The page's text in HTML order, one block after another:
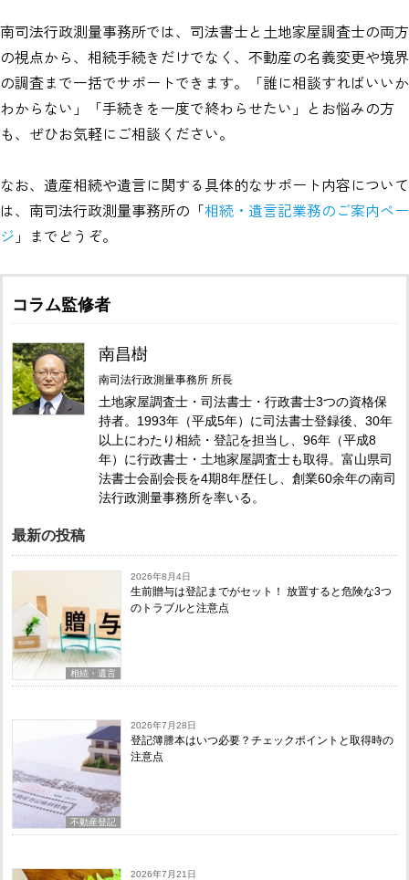
南司法行政測量事務所では、司法書士と土地家屋調査士の両方
の視点から、相続手続きだけでなく、不動産の名義変更や境界
の調査まで一括でサポートできます。「誰に相談すればいいか
わからない」「手続きを一度で終わらせたい」とお悩みの方
も、ぜひお気軽にご相談ください。
なお、遺産相続や遺言に関する具体的なサポート内容について
は、南司法行政測量事務所の「相続・遺言記業務のご案内ペー
ジ 」までどうぞ。
コラム監修者
南昌樹
南司法行政測量事務所 所長
土地家屋調査士・司法書士・行政書士3つの資格保
持者。1993年（平成5年）に司法書士登録後、30年
以上にわたり相続・登記を担当し、96年（平成8
年）に行政書士・土地家屋調査士も取得。富山県司
法書士会副会長を4期8年歴任し、創業60余年の南司
法行政測量事務所を率いる。
最新の投稿
相続・遺言
2026年8月4日
生前贈与は登記までがセット！ 放置すると危険な3つ
のトラブルと注意点
不動産登記
2026年7月28日
登記簿謄本はいつ必要？チェックポイントと取得時の
注意点
2026年7月21日